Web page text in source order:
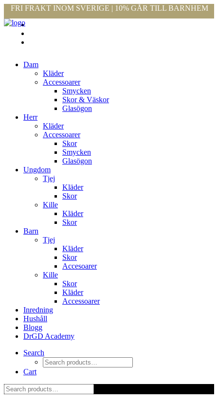
FRI FRAKT INOM SVERIGE | 10% GÅR TILL BARNHEM
Dam
Kläder
Accessoarer
Smycken
Skor & Väskor
Glasögon
Herr
Kläder
Accessoarer
Skor
Smycken
Glasögon
Ungdom
Tjej
Kläder
Skor
Kille
Kläder
Skor
Barn
Tjej
Kläder
Skor
Accesoarer
Kille
Skor
Kläder
Accessoarer
Inredning
Hushåll
Blogg
DrGD Academy
Search
Cart